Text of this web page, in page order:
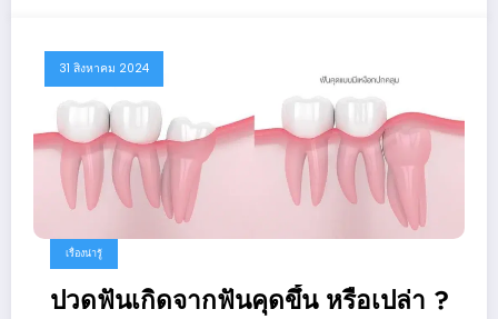
31 สิงหาคม 2024
เรื่องน่ารู้
ปวดฟันเกิดจากฟันคุดขึ้น หรือเปล่า ?